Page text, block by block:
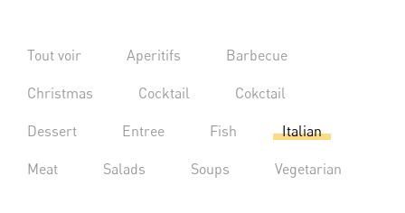
Tout voir Aperitifs Barbecue
Christmas Cocktail Cokctail
Dessert Entree Fish Italian
Meat Salads Soups Vegetarian